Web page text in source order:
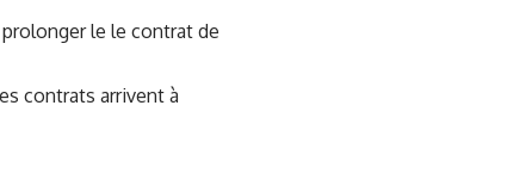
prolonger le le contrat de
contrats arrivent à